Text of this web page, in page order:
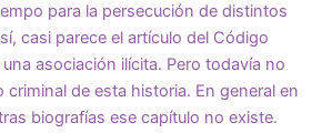
para la persecución de distintos
casi parece el artículo del Código
asociación ilícita. Pero todavía no
criminal de esta historia. En general en
biografías ese capítulo no existe.